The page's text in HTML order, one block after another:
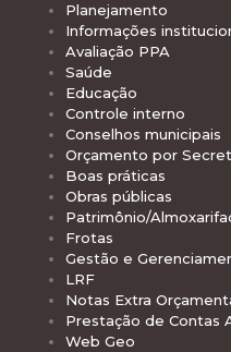
Planejamento
Informações
Avaliação PPA
Saúde
Educação
Controle interno
Conselhos municipais
Orçamento por
Boas práticas
Obras públicas
Patrimônio/
Frotas
Gestão e
LRF
Notas Extra
Prestação de Contas
Web Geo